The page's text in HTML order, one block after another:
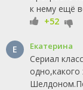
к нему ещё
+52
Е Екатерина
Сериал
одно,какого